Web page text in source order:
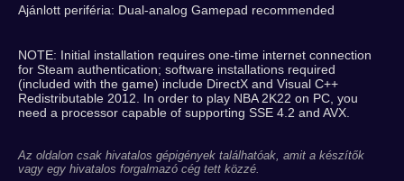
Ajánlott periféria: Dual-analog Gamepad recommended
NOTE: Initial installation requires one-time internet connection
for Steam authentication; software installations required
(included with the game) include DirectX and Visual C++
Redistributable 2012. In order to play NBA 2K22 on PC, you
need a processor capable of supporting SSE 4.2 and AVX.
Az oldalon csak hivatalos gépigények találhatóak, amit a készítők
vagy egy hivatalos forgalmazó cég tett közzé.